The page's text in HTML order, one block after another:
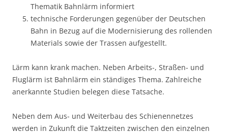
Thematik Bahnlärm informiert
technische Forderungen gegenüber der Deutschen
Bahn in Bezug auf die Modernisierung des rollenden
Materials sowie der Trassen aufgestellt.
Lärm kann krank machen. Neben Arbeits-, Straßen- und
Fluglärm ist Bahnlärm ein ständiges Thema. Zahlreiche
anerkannte Studien belegen diese Tatsache.
Neben dem Aus- und Weiterbau des Schienennetzes
werden in Zukunft die Taktzeiten zwischen den einzelnen